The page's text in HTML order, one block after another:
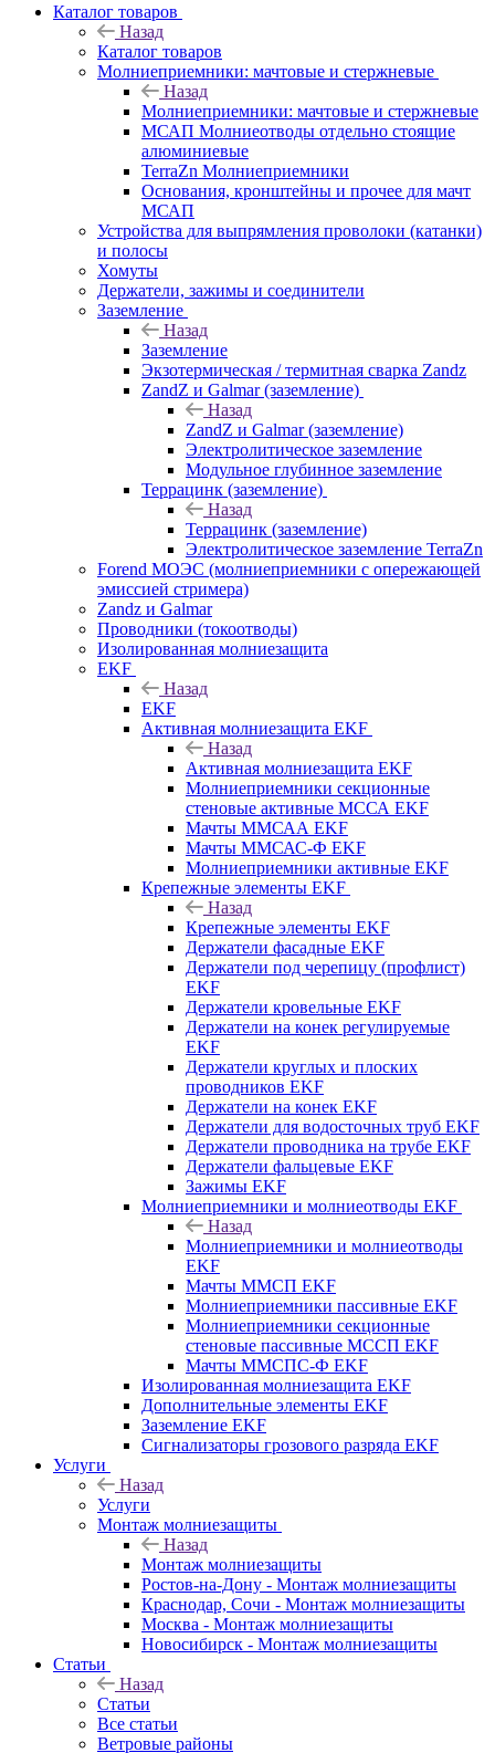
Каталог товаров
Назад
Каталог товаров
Молниеприемники: мачтовые и стержневые
Назад
Молниеприемники: мачтовые и стержневые
МСАП Молниеотводы отдельно стоящие
алюминиевые
TerraZn Молниеприемники
Основания, кронштейны и прочее для мачт
МСАП
Устройства для выпрямления проволоки (катанки)
и полосы
Хомуты
Держатели, зажимы и соединители
Заземление
Назад
Заземление
Экзотермическая / термитная сварка Zandz
ZandZ и Galmar (заземление)
Назад
ZandZ и Galmar (заземление)
Электролитическое заземление
Модульное глубинное заземление
Террацинк (заземление)
Назад
Террацинк (заземление)
Электролитическое заземление TerraZn
Forend МОЭС (молниеприемники с опережающей
эмиссией стримера)
Zandz и Galmar
Проводники (токоотводы)
Изолированная молниезащита
EKF
Назад
EKF
Активная молниезащита EKF
Назад
Активная молниезащита EKF
Молниеприемники секционные
стеновые активные МССА EKF
Мачты ММСАА EKF
Мачты ММСАС-Ф EKF
Молниеприемники активные EKF
Крепежные элементы EKF
Назад
Крепежные элементы EKF
Держатели фасадные EKF
Держатели под черепицу (профлист)
EKF
Держатели кровельные EKF
Держатели на конек регулируемые
EKF
Держатели круглых и плоских
проводников EKF
Держатели на конек EKF
Держатели для водосточных труб EKF
Держатели проводника на трубе EKF
Держатели фальцевые EKF
Зажимы EKF
Молниеприемники и молниеотводы EKF
Назад
Молниеприемники и молниеотводы
EKF
Мачты ММСП EKF
Молниеприемники пассивные EKF
Молниеприемники секционные
стеновые пассивные МССП EKF
Мачты ММСПС-Ф EKF
Изолированная молниезащита EKF
Дополнительные элементы EKF
Заземление EKF
Сигнализаторы грозового разряда EKF
Услуги
Назад
Услуги
Монтаж молниезащиты
Назад
Монтаж молниезащиты
Ростов-на-Дону - Монтаж молниезащиты
Краснодар, Сочи - Монтаж молниезащиты
Москва - Монтаж молниезащиты
Новосибирск - Монтаж молниезащиты
Статьи
Назад
Статьи
Все статьи
Ветровые районы